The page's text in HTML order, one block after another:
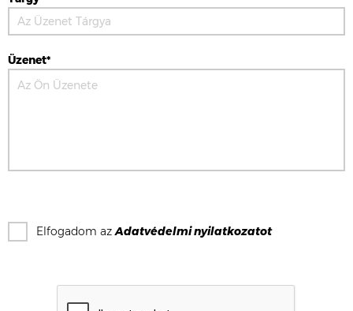
Üzenet*
Elfogadom azAdatvédelmi nyilatkozatot